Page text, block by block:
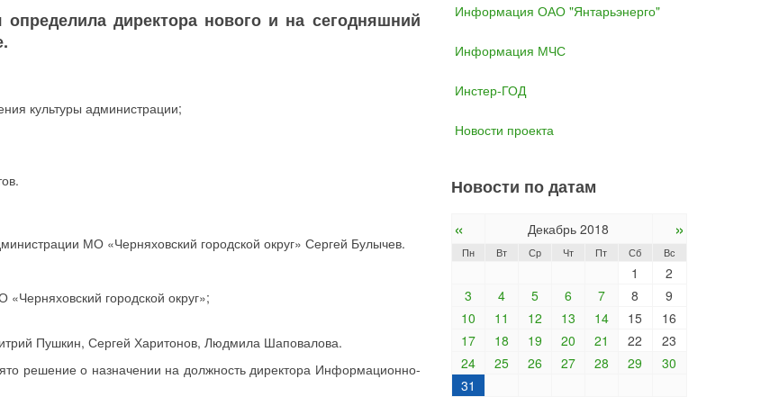
директора нового и на сегодняшний
культуры администрации;
МО «Черняховский городской округ» Сергей Булычев.
городской округ»;
Пушкин, Сергей Харитонов, Людмила Шаповалова.
решение о назначении на должность директора Информационно-
Информация ОАО "Янтарьэнерго"
Информация МЧС
Инстер-ГОД
Новости проекта
Новости по датам
« Декабрь 2018 »
Пн Вт Ср Чт Пт Сб Вс
1
2
3
4 5 6 7 8
9
10
11 12 13 14 15
16
17
18 19 20 21 22
23
24
25 26 27 28 29
30
31